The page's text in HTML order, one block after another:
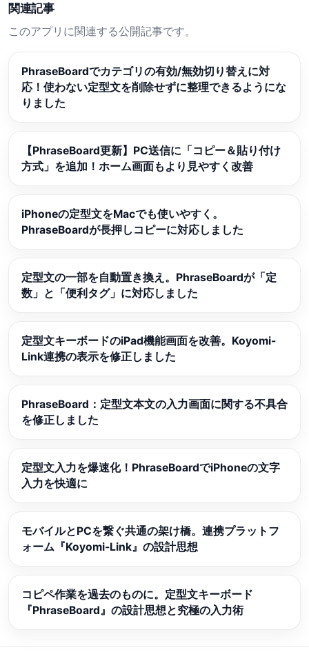
関連記事
このアプリに関連する公開記事です。
PhraseBoardでカテゴリの有効/無効切り替えに対
応！使わない定型文を削除せずに整理できるようにな
りました
【PhraseBoard更新】PC送信に「コピー＆貼り付け
方式」を追加！ホーム画面もより見やすく改善
iPhoneの定型文をMacでも使いやすく。
PhraseBoardが長押しコピーに対応しました
定型文の一部を自動置き換え。PhraseBoardが「定
数」と「便利タグ」に対応しました
定型文キーボードのiPad機能画面を改善。Koyomi-
Link連携の表示を修正しました
PhraseBoard：定型文本文の入力画面に関する不具合
を修正しました
定型文入力を爆速化！PhraseBoardでiPhoneの文字
入力を快適に
モバイルとPCを繋ぐ共通の架け橋。連携プラットフ
ォーム『Koyomi-Link』の設計思想
コピペ作業を過去のものに。定型文キーボード
『PhraseBoard』の設計思想と究極の入力術